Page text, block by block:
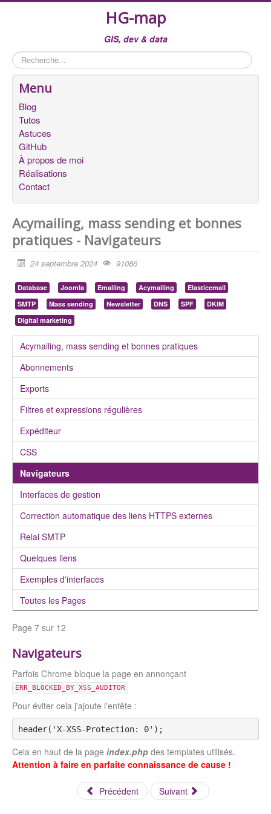
HG-map
GIS, dev & data
Rechercher
Menu
Blog
Tutos
Astuces
GitHub
À propos de moi
Réalisations
Contact
Acymailing, mass sending et bonnes
pratiques - Navigateurs
24 septembre 2024 91086
Database Joomla Emailing Acymailing
Elasticemail
SMTP
Mass sending Newsletter DNS SPF
DKIM
Digital marketing
Acymailing, mass sending et bonnes pratiques
Abonnements
Exports
Filtres et expressions régulières
Expéditeur
CSS
Navigateurs
Interfaces de gestion
Correction automatique des liens HTTPS externes
Relai SMTP
Quelques liens
Exemples d'interfaces
Toutes les Pages
Page 7 sur 12
Navigateurs
Parfois Chrome bloque la page en annonçant
ERR_BLOCKED_BY_XSS_AUDITOR
Pour éviter cela j'ajoute l'entête :
header('X-XSS-Protection: 0');
Cela en haut de la page index.php des templates utilisés.
Attention à faire en parfaite connaissance de cause !
Précédent Suivant